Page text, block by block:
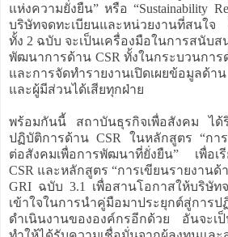
แห่งความยั่งยืน” หรือ “Sustainability
บริษัทจดทะเบียนและหน่วยงานที่สนใจ
ทั้ง 2 ฉบับ จะเป็นเครื่องมือในการสนับ
พัฒนาการด้าน CSR ทั้งในกระบวนการ
และการจัดทำรายงานเปิดเผยข้อมูลด้
และผู้มีส่วนได้เสียทุกฝ่าย
พร้อมกันนี้ สถาบันธุรกิจเพื่อสังคม ได้ริ
ปฏิบัติการด้าน CSR ในหลักสูตร “กา
ต่อสังคมเพื่อการพัฒนาที่ยั่งยืน” เพื่อเ
CSR และหลักสูตร “การเขียนรายงานด้
GRI ฉบับ 3.1 เพื่อสานโอกาสให้บริษัทจ
เข้าใจในการนำคู่มือมาประยุกต์สู่การ
ดำเนินงานขององค์กรอีกด้วย อันจะเ